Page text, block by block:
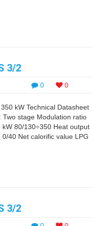
3/2
0 0
kW Technical Datasheet
stage Modulation ratio
80/130÷350 Heat output
40 Net calorific value LPG
3/2